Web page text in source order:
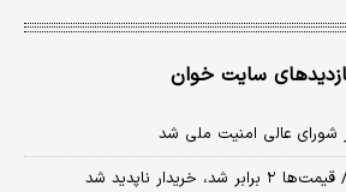
سایت خوان
عالی امنیت ملی شد
ناپدید شد